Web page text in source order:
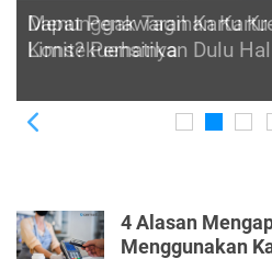
Dapat Penawaran Kartu
Limit? Perhatikan Dulu
4 Alasan
Menggunakan